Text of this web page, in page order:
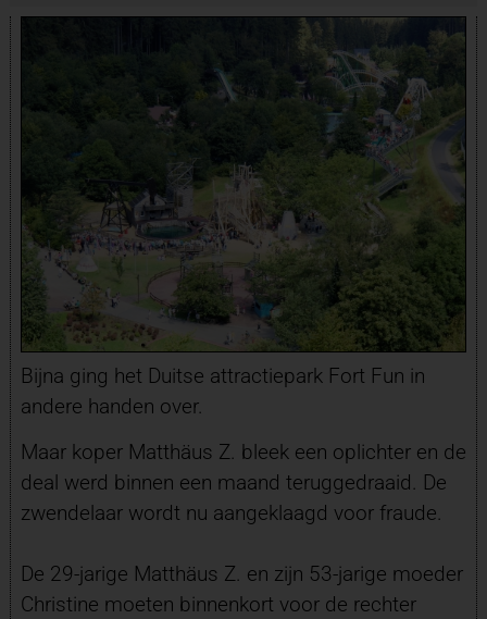
Bijna ging het Duitse attractiepark Fort Fun in
andere handen over.
Maar koper Matthäus Z. bleek een oplichter en de
deal werd binnen een maand teruggedraaid. De
zwendelaar wordt nu aangeklaagd voor fraude.
De 29-jarige Matthäus Z. en zijn 53-jarige moeder
Christine moeten binnenkort voor de rechter